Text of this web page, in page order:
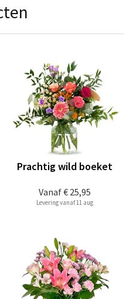
Vanaf€ 25,95
Prachtig wild boeket
Levering vanaf 11 aug